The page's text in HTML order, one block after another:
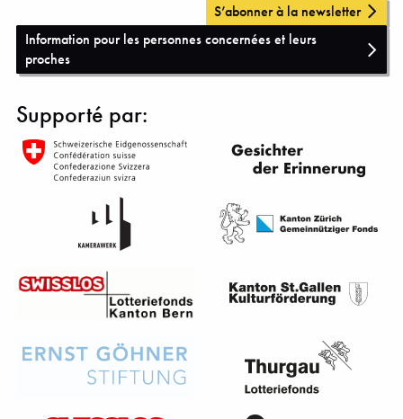
S’abonner à la newsletter
Information pour les personnes concernées et leurs
proches
Supporté par: